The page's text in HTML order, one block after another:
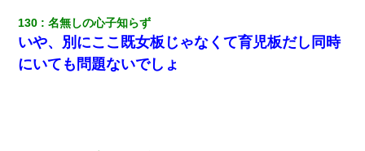
130 名無しの心子知らず
いや、別にここ既女板じゃなくて育児板だし同時
にいても問題ないでしょ